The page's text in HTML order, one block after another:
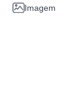
Imagem